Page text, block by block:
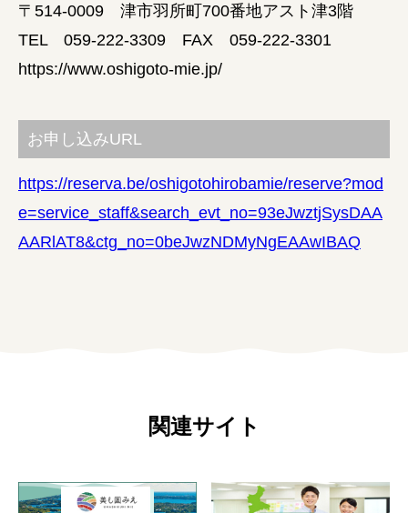
〒514-0009 津市羽所町700番地アスト津3階
TEL 059-222-3309 FAX 059-222-3301
https://www.oshigoto-mie.jp/
お申し込みURL
https://reserva.be/oshigotohirobamie/reserve?mod
e=service_staff&search_evt_no=93eJwztjSysDAA
AARlAT8&ctg_no=0beJwzNDMyNgEAAwIBAQ
関連サイト